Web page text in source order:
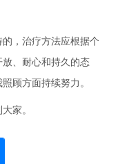
，治疗方法应根据个
、耐心和持久的态
顾方面持续努力。
家。